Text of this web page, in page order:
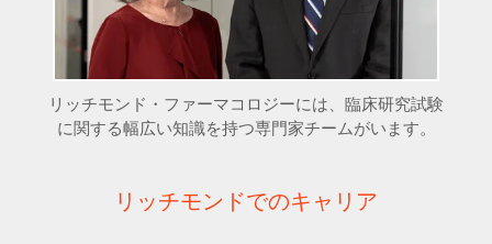
リッチモンド・ファーマコロジーには、臨床研究試験
に関する幅広い知識を持つ専門家チームがいます。
リッチモンドでのキャリア